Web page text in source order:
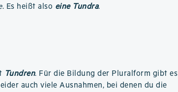
. Es heißt also eine Tundra.
Tundren. Für die Bildung der Pluralform gibt es
auch viele Ausnahmen, bei denen du die